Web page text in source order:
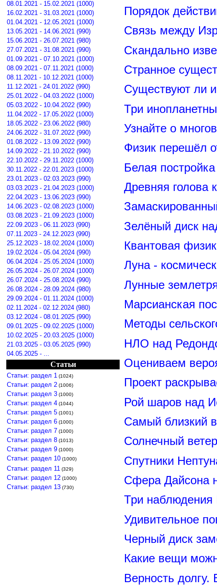
08.01.2021 - 15.02.2021 (1000)
16.02.2021 - 31.03.2021 (1000)
01.04.2021 - 12.05.2021 (1000)
13.05.2021 - 14.06.2021 (990)
15.06.2021 - 26.07.2021 (980)
27.07.2021 - 31.08.2021 (990)
01.09.2021 - 07.10.2021 (1000)
08.09.2021 - 07.11.2021 (1000)
08.11.2021 - 10.12.2021 (1000)
11.12.2021 - 24.01.2022 (990)
25.01.2022 - 04.03.2022 (1000)
05.03.2022 - 10.04.2022 (990)
11.04.2022 - 17.05.2022 (1000)
18.05.2022 - 23.06.2022 (980)
24.06.2022 - 31.07.2022 (990)
01.08.2022 - 13.09.2022 (990)
14.09.2022 - 21.10.2022 (990)
22.10.2022 - 29.11.2022 (1000)
30.11.2022 - 22.01.2023 (1000)
23.01.2023 - 02.03.2023 (990)
03.03.2023 - 21.04.2023 (1000)
22.04.2023 - 13.06.2023 (990)
14.06.2023 - 02.08.2023 (1000)
03.08.2023 - 21.09.2023 (1000)
22.09.2023 - 06.11.2023 (990)
07.11.2023 - 24.12.2023 (990)
25.12.2023 - 18.02.2024 (1000)
19.02.2024 - 05.04.2024 (990)
06.04.2024 - 25.05.2024 (1000)
26.05.2024 - 26.07.2024 (1000)
26.07.2024 - 25.08.2024 (990)
26.08.2024 - 28.09.2024 (980)
29.09.2024 - 01.11.2024 (1000)
02.11.2024 - 02.12.2024 (980)
03.12.2024 - 08.01.2025 (990)
09.01.2025 - 09.02.2025 (1000)
10.02.2025 - 20.03.2025 (1000)
21.03.2025 - 03.05.2025 (990)
04.05.2025 - ...
Статьи
Статьи: раздел 1 (1024)
Статьи: раздел 2 (1006)
Статьи: раздел 3 (1000)
Статьи: раздел 4 (1044)
Статьи: раздел 5 (1001)
Статьи: раздел 6 (1000)
Статьи: раздел 7 (1000)
Статьи: раздел 8 (1013)
Статьи: раздел 9 (1000)
Статьи: раздел 10 (1000)
Статьи: раздел 11 (329)
Статьи: раздел 12 (1000)
Статьи: раздел 13 (730)
Порядок
Связь между
Скандально
Странное
Существуют ли
Три
Узнайте о
Физик перешёл
Белая
Древняя голова
Зелёный диск
Квантовая
Луна -
Лунные
Марсианская
Методы
НЛО над
Оцениваем
Проект
Рой шаров над
Самый близкий
Солнечный
Спутники
Сфера Дайсона
Три
Удивительное
Черный диск
Какие вещи
Верность долгу.